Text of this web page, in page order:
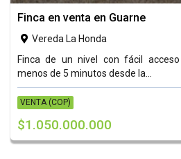
Finca en venta en Guarne
 Vereda La Honda
Finca de un nivel con fácil
menos de 5 minutos desde la...
VENTA (COP)
$1.050.000.000